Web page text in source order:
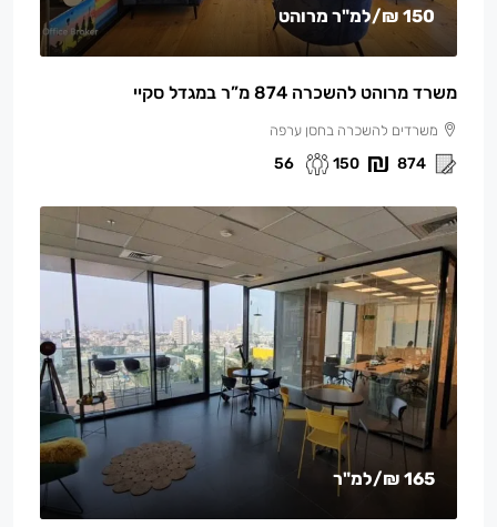
150 ₪ /למ"ר מרוהט
משרד מרוהט להשכרה 874 מ”ר במגדל סקיי
משרדים להשכרה בחסן ערפה
874
150
56
165 ₪ /למ"ר